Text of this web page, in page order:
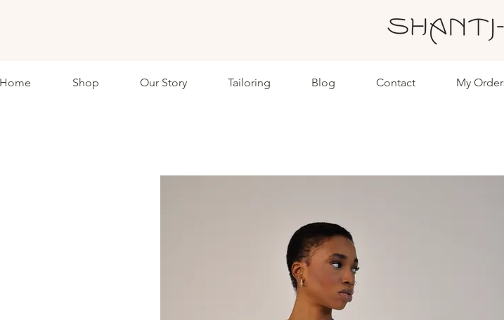
Shop Our Story Tailoring Blog Contact My